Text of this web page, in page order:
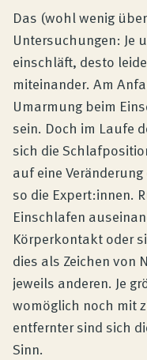
Das (wohl wenig
Untersuchungen: Je
einschläft, desto
miteinander. Am
Umarmung beim
sein. Doch im Laufe
sich die
auf eine
so die Expert:innen.
Einschlafen
Körperkontakt oder
dies als Zeichen von
jeweils anderen. Je
womöglich noch mit
entfernter sind sich
Sinn.